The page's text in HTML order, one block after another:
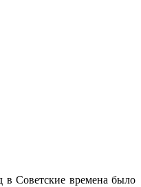
в Советские времена было